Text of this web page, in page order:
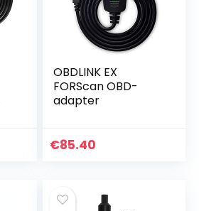
OBDLINK EX
FORScan OBD-
adapter
€85.40